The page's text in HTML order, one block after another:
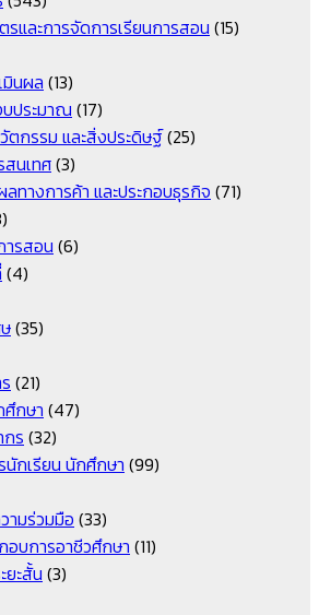
ละการจัดการเรียนการสอน (15)
มินผล (13)
บประมาณ (17)
กรรม และสิ่งประดิษฐ์(25)
นเทศ(3)
ทางการค้า และประกอบธุรกิจ (71)
ารสอน (6)
(4)
(35)
(21)
กษา (47)
ร (32)
กเรียน นักศึกษา (99)
ามร่วมมือ (33)
อบการอาชีวศึกษา (11)
ะสั้น (3)